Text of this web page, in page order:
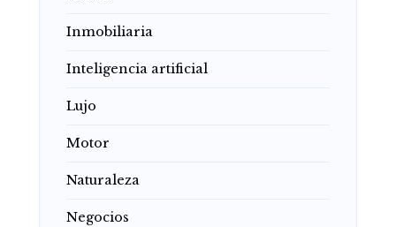
Inmobiliaria
Inteligencia artificial
Lujo
Motor
Naturaleza
Negocios